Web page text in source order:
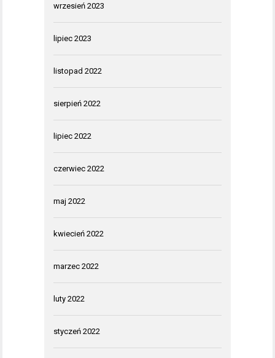
wrzesień 2023
lipiec 2023
listopad 2022
sierpień 2022
lipiec 2022
czerwiec 2022
maj 2022
kwiecień 2022
marzec 2022
luty 2022
styczeń 2022